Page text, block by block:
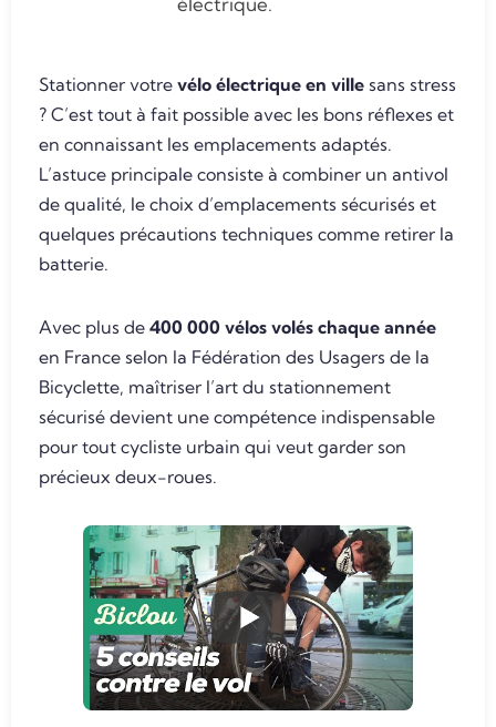
Stationner votre vélo électrique en ville sans stress
? C’est tout à fait possible avec les bons réflexes et
en connaissant les emplacements adaptés.
L’astuce principale consiste à combiner un antivol
de qualité, le choix d’emplacements sécurisés et
quelques précautions techniques comme retirer la
batterie.
Avec plus de 400 000 vélos volés chaque année
en France selon la Fédération des Usagers de la
Bicyclette, maîtriser l’art du stationnement
sécurisé devient une compétence indispensable
pour tout cycliste urbain qui veut garder son
précieux deux-roues.